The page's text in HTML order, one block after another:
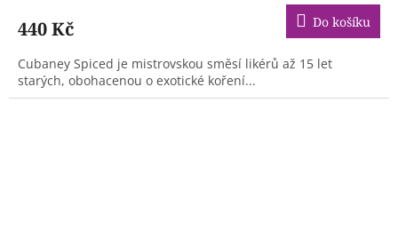
440 Kč Do košíku
Cubaney Spiced je mistrovskou směsí likérů až 15 let
starých, obohacenou o exotické koření...